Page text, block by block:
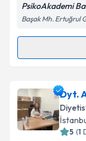
PsikoAkademi
Başak Mh. Ertuğrul
Uzm.
oluşturun.
takvim
Dyt.
5 (1